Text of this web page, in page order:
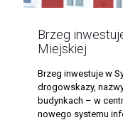
Brzeg
Miejskiej
Brzeg inwestuje w
drogowskazy,
budynkach – w
nowego systemu